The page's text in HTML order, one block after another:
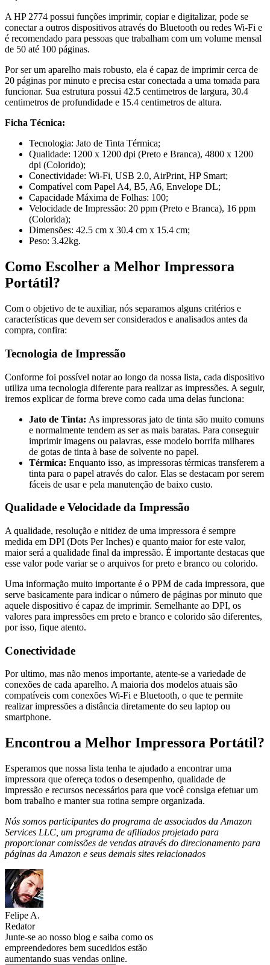
A HP 2774 possui funções imprimir, copiar e digitalizar, pode se
conectar a outros dispositivos através do Bluetooth ou redes Wi-Fi e
é recomendado para pessoas que trabalham com um volume mensal
de 50 até 100 páginas.
Por ser um aparelho mais robusto, ela é capaz de imprimir cerca de
20 páginas por minuto e precisa estar conectada a uma tomada para
funcionar. Sua estrutura possui 42.5 centimetros de largura, 30.4
centimetros de profundidade e 15.4 centimetros de altura.
Ficha Técnica:
Tecnologia: Jato de Tinta Térmica;
Qualidade: 1200 x 1200 dpi (Preto e Branca), 4800 x 1200
dpi (Colorido);
Conectividade: Wi-Fi, USB 2.0, AirPrint, HP Smart;
Compatível com Papel A4, B5, A6, Envelope DL;
Capacidade Máxima de Folhas: 100;
Velocidade de Impressão: 20 ppm (Preto e Branca), 16 ppm
(Colorida);
Dimensões: 42.5 cm x 30.4 cm x 15.4 cm;
Peso: 3.42kg.
Como Escolher a Melhor Impressora
Portátil?
Com o objetivo de te auxiliar, nós separamos alguns critérios e
características que devem ser considerados e analisados antes da
compra, confira:
Tecnologia de Impressão
Conforme foi possível notar ao longo da nossa lista, cada dispositivo
utiliza uma tecnologia diferente para realizar as impressões. A seguir,
iremos explicar de forma breve como cada uma delas funciona:
Jato de Tinta: As impressoras jato de tinta são muito comuns
e normalmente tendem as ser as mais baratas. Para conseguir
imprimir imagens ou palavras, esse modelo borrifa milhares
de gotas de tinta à base de solvente no papel.
Térmica: Enquanto isso, as impressoras térmicas transferem a
tinta para o papel através do calor. Elas se destacam por serem
fáceis de usar e pela manutenção de baixo custo.
Qualidade e Velocidade da Impressão
A qualidade, resolução e nitidez de uma impressora é sempre
medida em DPI (Dots Per Inches) e quanto maior for este valor,
maior será a qualidade final da impressão. É importante destacas que
esse valor pode variar se o arquivos for preto e branco ou colorido.
Uma informação muito importante é o PPM de cada impressora, que
serve basicamente para indicar o número de páginas por minuto que
aquele dispositivo é capaz de imprimir. Semelhante ao DPI, os
valores para impressões em preto e branco e colorido são diferentes,
por isso, fique atento.
Conectividade
Por ultimo, mas não menos importante, atente-se a variedade de
conexões de cada aparelho. A maioria dos modelos atuais são
compatíveis com conexões Wi-Fi e Bluetooth, o que te permite
realizar impressões a distância diretamente do seu laptop ou
smartphone.
Encontrou a Melhor Impressora Portátil?
Esperamos que nossa lista tenha te ajudado a encontrar uma
impressora que ofereça todos o desempenho, qualidade de
impressão e recursos necessários para que você consiga efetuar um
bom trabalho e manter sua rotina sempre organizada.
Nós somos participantes do programa de associados da Amazon
Services LLC, um programa de afiliados projetado para
proporcionar comissões de vendas através do direcionamento para
páginas da Amazon e seus demais sites relacionados
Felipe A.
Redator
Junte-se ao nosso blog e saiba como os
empreendedores bem sucedidos estão
aumentando suas vendas online.